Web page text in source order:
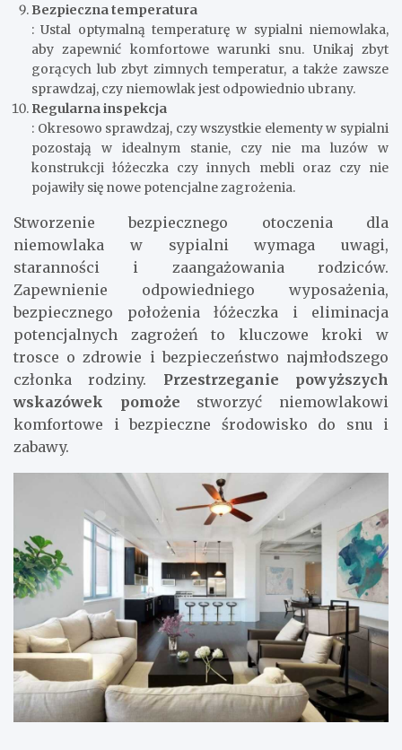
Bezpieczna temperatura
: Ustal optymalną temperaturę w sypialni niemowlaka,
aby zapewnić komfortowe warunki snu. Unikaj zbyt
gorących lub zbyt zimnych temperatur, a także zawsze
sprawdzaj, czy niemowlak jest odpowiednio ubrany.
Regularna inspekcja
: Okresowo sprawdzaj, czy wszystkie elementy w sypialni
pozostają w idealnym stanie, czy nie ma luzów w
konstrukcji łóżeczka czy innych mebli oraz czy nie
pojawiły się nowe potencjalne zagrożenia.
Stworzenie bezpiecznego otoczenia dla
niemowlaka w sypialni wymaga uwagi,
staranności i zaangażowania rodziców.
Zapewnienie odpowiedniego wyposażenia,
bezpiecznego położenia łóżeczka i eliminacja
potencjalnych zagrożeń to kluczowe kroki w
trosce o zdrowie i bezpieczeństwo najmłodszego
członka rodziny. Przestrzeganie powyższych
wskazówek pomoże stworzyć niemowlakowi
komfortowe i bezpieczne środowisko do snu i
zabawy.